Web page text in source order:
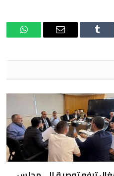
Tumblr
البريد
واتساب